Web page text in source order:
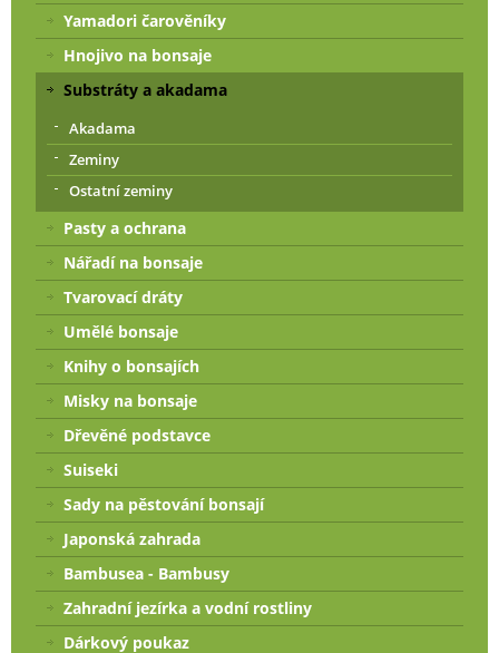
Yamadori čarověníky
Hnojivo na bonsaje
Substráty a akadama
Akadama
Zeminy
Ostatní zeminy
Pasty a ochrana
Nářadí na bonsaje
Tvarovací dráty
Umělé bonsaje
Knihy o bonsajích
Misky na bonsaje
Dřevěné podstavce
Suiseki
Sady na pěstování bonsají
Japonská zahrada
Bambusea - Bambusy
Zahradní jezírka a vodní rostliny
Dárkový poukaz